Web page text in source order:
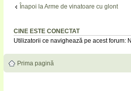
Înapoi la Arme de vinatoare cu glont
CINE ESTE CONECTAT
Utilizatorii ce navighează pe acest forum:
Prima pagină